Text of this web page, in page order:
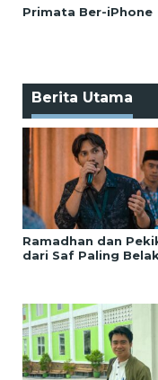
Primata Ber-iPhone
Berita Utama
Ramadhan dan
dari Saf Paling